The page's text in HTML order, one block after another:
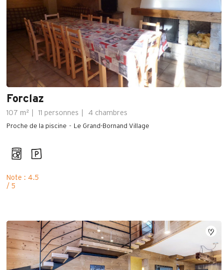
Forclaz
107 m² 11 personnes 4 chambres
Proche de la piscine Le Grand-Bornand Village
Note : 4.5
/ 5